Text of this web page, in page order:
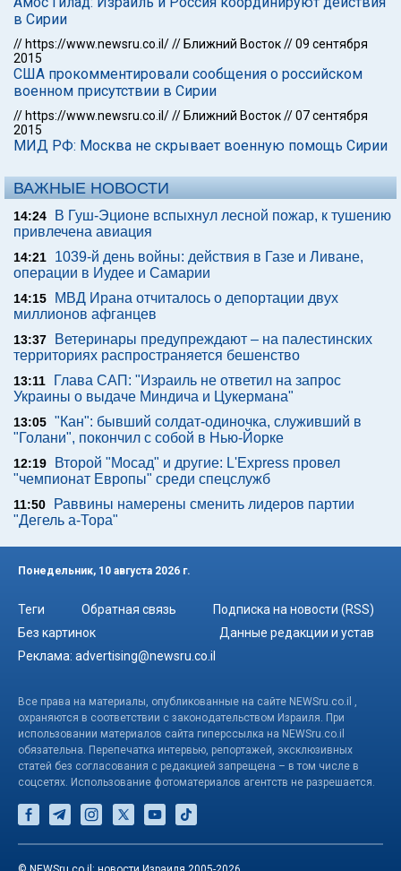
в Сирии
// https://www.newsru.co.il/// Ближний Восток//09 сентября
2015
США прокомментировали сообщения о российском
военном присутствии в Сирии
// https://www.newsru.co.il/// Ближний Восток//07 сентября
2015
МИД РФ: Москва не скрывает военную помощь Сирии
ВАЖНЫЕ НОВОСТИ
14:24
В Гуш-Эционе вспыхнул лесной пожар, к тушению
привлечена авиация
14:21
1039-й день войны: действия в Газе и Ливане,
операции в Иудее и Самарии
14:15
МВД Ирана отчиталось о депортации двух
миллионов афганцев
13:37
Ветеринары предупреждают – на палестинских
территориях распространяется бешенство
13:11
Глава САП: "Израиль не ответил на запрос
Украины о выдаче Миндича и Цукермана"
13:05 "Кан": бывший солдат-одиночка, служивший в
"Голани", покончил с собой в Нью-Йорке
12:19
Второй "Мосад" и другие: L'Express провел
"чемпионат Европы" среди спецслужб
11:50
Раввины намерены сменить лидеров партии
"Дегель а-Тора"
Понедельник, 10 августа 2026 г.
Теги Обратная связь
Подписка на новости (RSS)
Без картинок
Данные редакции и устав
Реклама: advertising@newsru.co.il
Все права на материалы, опубликованные на сайте NEWSru.co.il ,
охраняются в соответствии с законодательством Израиля. При
использовании материалов сайта гиперссылка на NEWSru.co.il
обязательна. Перепечатка интервью, репортажей, эксклюзивных
статей без согласования с редакцией запрещена – в том числе в
соцсетях. Использование фотоматериалов агентств не разрешается.